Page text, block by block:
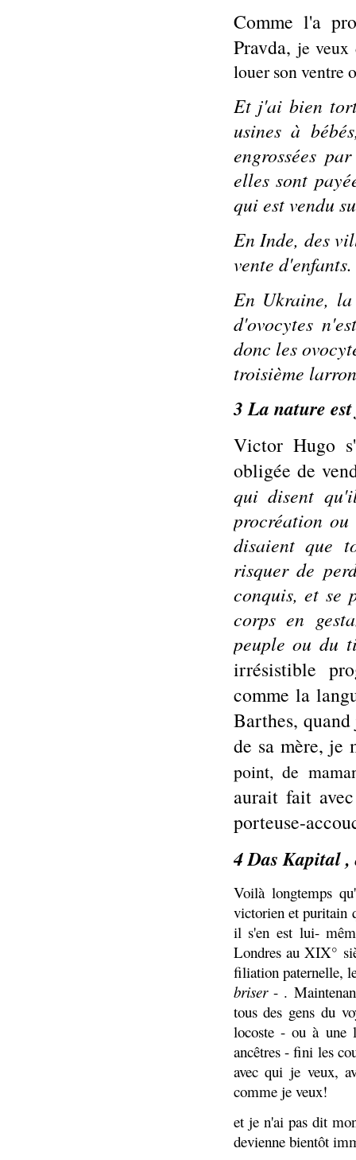
Comme l'a
Pravda, je veux
louer son ventre
Et j'ai bien
usines à
engrossées
elles sont
qui est vendu
En Inde, des
vente d'enfants.
En Ukraine, la
d'ovocytes
donc les
troisième
3 La nature
Victor Hugo
obligée de
qui disent
procréation
disaient que
risquer de
conquis, et
corps en
peuple ou du
irrésistible
comme la
Barthes,
de sa mère, je
point, de
aurait fait
porteuse-
4 Das Kapital
Voilà longtemps
victorien et puritain
il s'en est lui-
Londres au XIX°
filiation paternelle,
briser - .
tous des gens du
locoste - ou à une
ancêtres - fini les
avec qui je veux,
comme je veux!
et je n'ai pas dit
devienne bientôt